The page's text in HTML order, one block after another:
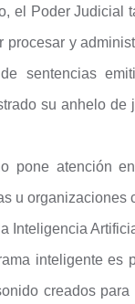
el Poder Judicial
procesar y
sentencias
su anhelo
pone atención
u
Inteligencia
inteligente es
creados